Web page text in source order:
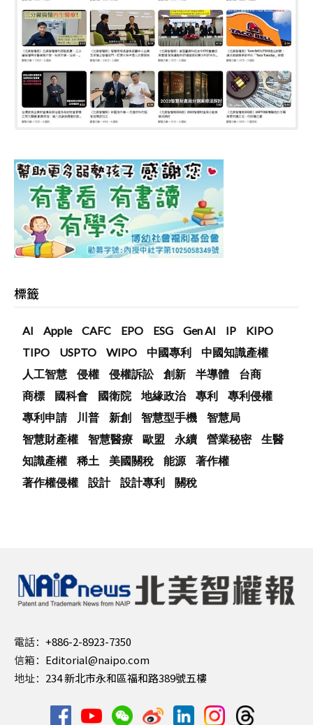
標籤
AI Apple CAFC EPO ESG Gen AI IP
KIPO
TIPO
USPTO WIPO 中國專利
中國知識產權
人工智慧
侵權 侵權訴訟 創新 半導體
台商
商標
國科會 國衛院 地緣政治 專利
專利侵權
專利申請
川普 新創 智慧型手機
智慧局
智慧財產權
智慧醫療 歐盟 永續 營業秘密
生醫
知識產權
稀土 美國關稅 能源
著作權
著作權侵權
設計 設計專利 關稅
電話： +886-2-8923-7350
信箱： Editorial@naipo.com
地址： 234 新北市永和區福和路389號五樓